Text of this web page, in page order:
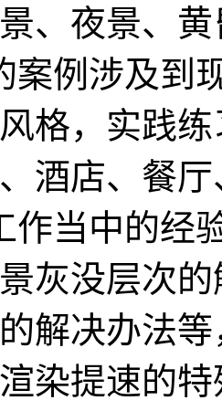
、夜景、
案例涉及到
格，实践
酒店、餐
作当中的经
灰没层次
解决办法
染提速的